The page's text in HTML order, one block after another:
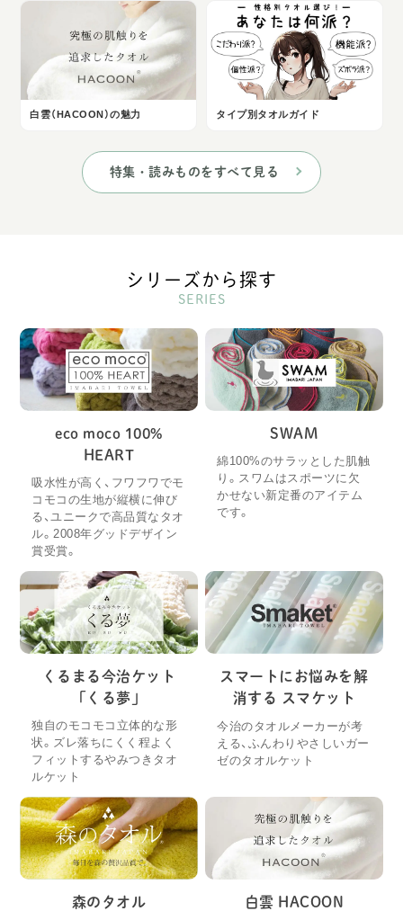
白雲（HACOON）の魅力 タイプ別タオルガイド
特集・読みものをすべて見る
シリーズから探す
SERIES
eco moco 100%
HEART
吸水性が高く、フワフワでモ
コモコの生地が縦横に伸び
る、ユニークで高品質なタオ
ル。2008年グッドデザイン
賞受賞。
SWAM
綿100%のサラッとした肌触
り。スワムはスポーツに欠
かせない新定番のアイテム
です。
くるまる今治ケット
「くる夢」
独自のモコモコ立体的な形
状。ズレ落ちにくく程よく
フィットするやみつきタオ
ルケット
スマートにお悩みを解
消する スマケット
今治のタオルメーカーが考
える、ふんわりやさしいガー
ゼのタオルケット
森のタオル 白雲 HACOON